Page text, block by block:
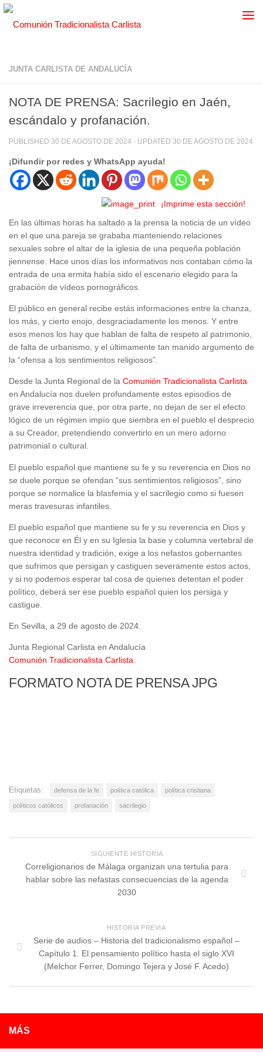
JUNTA CARLISTA DE ANDALUCÍA
NOTA DE PRENSA: Sacrilegio en Jaén,
escándalo y profanación.
PUBLISHED 30 DE AGOSTO DE 2024 · UPDATED 30 DE AGOSTO DE 2024
¡Difundir por redes y WhatsApp ayuda!
¡Imprime esta sección!
En las últimas horas ha saltado a la prensa la noticia de un vídeo
en el que una pareja se grababa manteniendo relaciones
sexuales sobre el altar de la iglesia de una pequeña población
jiennense. Hace unos días los informativos nos contaban cómo la
entrada de una ermita había sido el escenario elegido para la
grabación de vídeos pornográficos.
El público en general recibe estás informaciones entre la chanza,
los más, y cierto enojo, desgraciadamente los menos. Y entre
esos menos los hay que hablan de falta de respeto al patrimonio,
de falta de urbanismo, y el últimamente tan manido argumento de
la “ofensa a los sentimientos religiosos”.
Desde la Junta Regional de la Comunión Tradicionalista Carlista
en Andalucía nos duelen profundamente estos episodios de
grave irreverencia que, por otra parte, no dejan de ser el efecto
lógico de un régimen impío que siembra en el pueblo el desprecio
a su Creador, pretendiendo convertirlo en un mero adorno
patrimonial o cultural.
El pueblo español que mantiene su fe y su reverencia en Dios no
se duele porque se ofendan “sus sentimientos religiosos”, sino
porque se normalice la blasfemia y el sacrilegio como si fuesen
meras travesuras infantiles.
El pueblo español que mantiene su fe y su reverencia en Dios y
que reconoce en Él y en su Iglesia la base y columna vertebral de
nuestra identidad y tradición, exige a los nefastos gobernantes
que sufrimos que persigan y castiguen severamente estos actos,
y si no podemos esperar tal cosa de quienes detentan el poder
político, deberá ser ese pueblo español quien los persiga y
castigue.
En Sevilla, a 29 de agosto de 2024.
Junta Regional Carlista en Andalucía
Comunión Tradicionalista Carlista
FORMATO NOTA DE PRENSA JPG
Etiquetas: defensa de la fe política católica política cristiana
políticos católicos profanación sacrilegio
SIGUIENTE HISTORIA
Correligionarios de Málaga organizan una tertulia para
hablar sobre las nefastas consecuencias de la agenda
2030
HISTORIA PREVIA
Serie de audios – Historia del tradicionalismo español –
Capítulo 1. El pensamiento político hasta el siglo XVI
(Melchor Ferrer, Domingo Tejera y José F. Acedo)
MÁS